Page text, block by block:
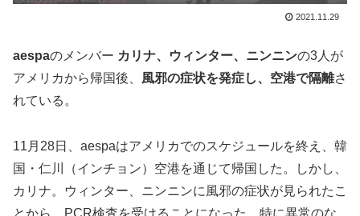
2021.11.29
aespaのメンバー カリナ、ウィンター、ニンニンの3人が
アメリカから帰国後、 風邪の症状を発症し、空港で隔離さ
れている。
11月28日、aespaはアメリカでのスケジュールを終え、韓
国・仁川（インチョン）空港を通じて帰国した。しかし、
カリナ。ウィンター、ニンニンに風邪の症状が見られたこ
とから、PCR検査を受けることになった。特に異常のな